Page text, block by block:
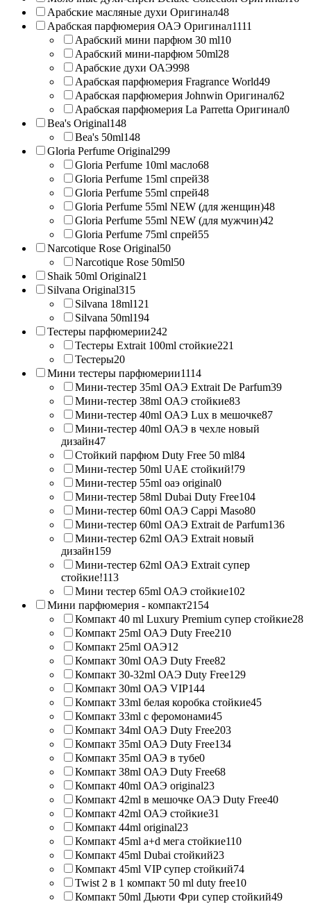
Арабские масляные духи Оригинал48
Арабская парфюмерия ОАЭ Оригинал1111
Арабский мини парфюм 30 ml10
Арабский мини-парфюм 50ml28
Арабские духи ОАЭ998
Арабская парфюмерия Fragrance World49
Арабская парфюмерия Johnwin Оригинал62
Арабская парфюмерия La Parretta Оригинал0
Bea's Original148
Bea's 50ml148
Gloria Perfume Original299
Gloria Perfume 10ml масло68
Gloria Perfume 15ml спрей38
Gloria Perfume 55ml спрей48
Gloria Perfume 55ml NEW (для женщин)48
Gloria Perfume 55ml NEW (для мужчин)42
Gloria Perfume 75ml спрей55
Narcotique Rose Original50
Narcotique Rose 50ml50
Shaik 50ml Original21
Silvana Original315
Silvana 18ml121
Silvana 50ml194
Тестеры парфюмерии242
Тестеры Extrait 100ml стойкие221
Тестеры20
Мини тестеры парфюмерии1114
Мини-тестер 35ml ОАЭ Extrait De Parfum39
Мини-тестер 38ml ОАЭ стойкие83
Мини-тестер 40ml ОАЭ Lux в мешочке87
Мини-тестер 40ml ОАЭ в чехле новый
дизайн47
Стойкий парфюм Duty Free 50 ml84
Мини-тестер 50ml UAE стойкий!79
Мини-тестер 55ml оаэ original0
Мини-тестер 58ml Dubai Duty Free104
Мини-тестер 60ml ОАЭ Cappi Maso80
Мини-тестер 60ml ОАЭ Extrait de Parfum136
Мини-тестер 62ml ОАЭ Extrait новый
дизайн159
Мини-тестер 62ml ОАЭ Extrait супер
стойкие!113
Мини тестер 65ml ОАЭ стойкие102
Мини парфюмерия - компакт2154
Компакт 40 ml Luxury Premium супер стойкие28
Компакт 25ml ОАЭ Duty Free210
Компакт 25ml ОАЭ12
Компакт 30ml ОАЭ Duty Free82
Компакт 30-32ml ОАЭ Duty Free129
Компакт 30ml ОАЭ VIP144
Компакт 33ml белая коробка стойкие45
Компакт 33ml с феромонами45
Компакт 34ml ОАЭ Duty Free203
Компакт 35ml ОАЭ Duty Free134
Компакт 35ml ОАЭ в тубе0
Компакт 38ml ОАЭ Duty Free68
Компакт 40ml ОАЭ original23
Компакт 42ml в мешочке ОАЭ Duty Free40
Компакт 42ml ОАЭ стойкие31
Компакт 44ml original23
Компакт 45ml a+d мега стойкие110
Компакт 45ml Dubai стойкий23
Компакт 45ml VIP супер стойкий74
Twist 2 в 1 компакт 50 ml duty free10
Компакт 50ml Дьюти Фри супер стойкий49